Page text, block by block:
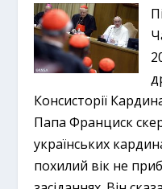
Консисторії
Папа Франциск
українських
похилий вік не